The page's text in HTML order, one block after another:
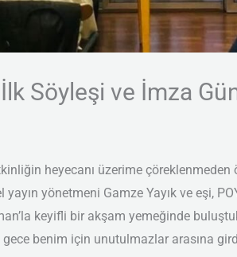
Söyleşi ve İmza
heyecanı üzerime
yönetmeni Gamze Yayık ve eşi,
keyifli bir akşam yemeğinde
benim için unutulmazlar arasına